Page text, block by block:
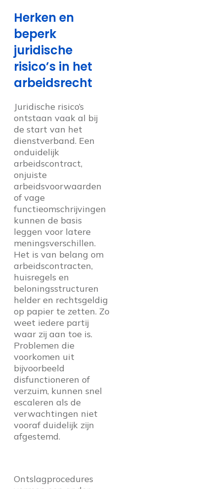
Herken en
beperk
juridische
risico’s in het
arbeidsrecht
Juridische risico’s
ontstaan vaak al bij
de start van het
dienstverband. Een
onduidelijk
arbeidscontract,
onjuiste
arbeidsvoorwaarden
of vage
functieomschrijvingen
kunnen de basis
leggen voor latere
meningsverschillen.
Het is van belang om
arbeidscontracten,
huisregels en
beloningsstructuren
helder en rechtsgeldig
op papier te zetten. Zo
weet iedere partij
waar zij aan toe is.
Problemen die
voorkomen uit
bijvoorbeeld
disfunctioneren of
verzuim, kunnen snel
escaleren als de
verwachtingen niet
vooraf duidelijk zijn
afgestemd.
Ontslagprocedures